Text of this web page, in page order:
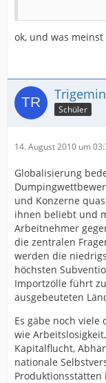
ok, und was meinst
Schüler
14. August 2010 um
Globalisierung
und Konzerne
ihnen beliebt und
Arbeitnehmer
die zentralen
werden die
höchsten
Importzölle führt
ausgebeuteten
Es gäbe noch
wie
Kapitalflucht,
nationale